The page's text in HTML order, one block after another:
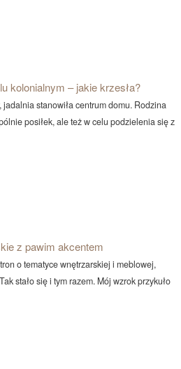
kolonialnym – jakie krzesła?
stanowiła centrum domu. Rodzina
posiłek, ale też w celu podzielenia się z
z pawim akcentem
o tematyce wnętrzarskiej i meblowej,
stało się i tym razem. Mój wzrok przykuło